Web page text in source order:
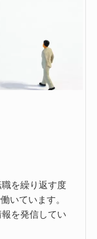
を繰り返す度
いています。
を発信してい